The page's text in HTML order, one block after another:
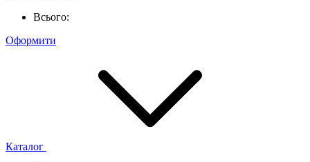
Всього:
Оформити
Каталог